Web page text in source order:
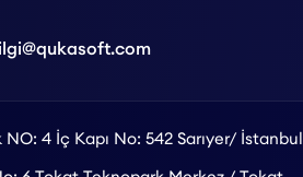
4 İç Kapı No: 542 Sarıyer/ İstanbul